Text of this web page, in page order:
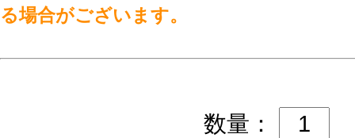
る場合がございます。
数量：